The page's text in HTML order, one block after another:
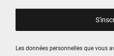
Les données personnelles que vous